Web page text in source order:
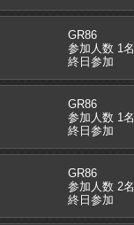
GR86
参加人数 1名
終日参加
GR86
参加人数 1名
終日参加
GR86
参加人数 2名
終日参加